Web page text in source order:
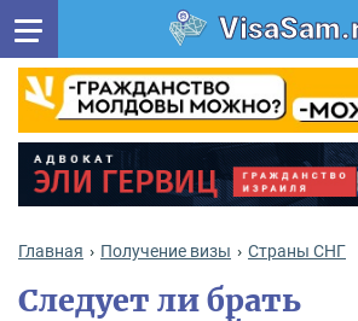
Главная Получение визы Cтраны СНГ
Следует ли брать